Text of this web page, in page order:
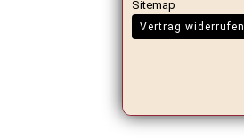
Sitemap
Vertrag widerrufen